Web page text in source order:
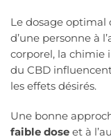
Le dosage optimal
d’une personne à
corporel, la chimie
du CBD
les effets désirés.
Une bonne
faible dose et à